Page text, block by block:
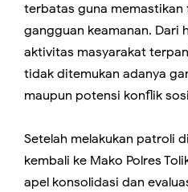
terbatas guna
gangguan keamanan. Dari
aktivitas masyarakat
tidak ditemukan adanya
maupun potensi konflik
Setelah melakukan patroli
kembali ke Mako Polres
apel konsolidasi dan